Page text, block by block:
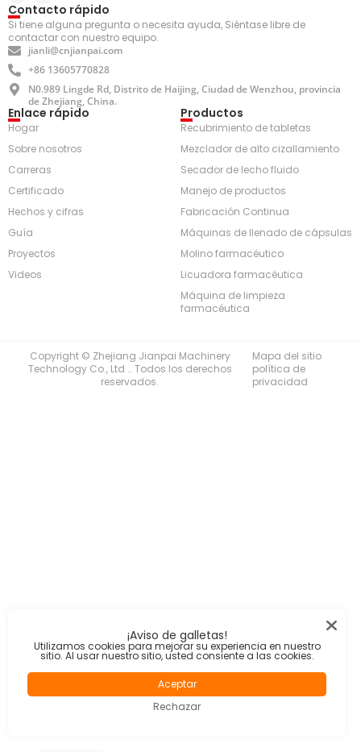
Enlace rápido
Hogar
Sobre nosotros
Carreras
Certificado
Hechos y cifras
Guía
Proyectos
Videos
Productos
Recubrimiento de tabletas
Mezclador de alto cizallamiento
Secador de lecho fluido
Manejo de productos
Fabricación Continua
Máquinas de llenado de cápsulas
Molino farmacéutico
Licuadora farmacéutica
Máquina de limpieza
farmacéutica
Contacto rápido
Si tiene alguna pregunta o necesita ayuda, Siéntase libre de
contactar con nuestro equipo.
jianli@cnjianpai.com
+86 13605770828
N0.989 Lingde Rd, Distrito de Haijing, Ciudad de Wenzhou, provincia
de Zhejiang, China.
Copyright © Zhejiang Jianpai Machinery
Technology Co., Ltd .. Todos los derechos
reservados.
Mapa del sitio
política de
privacidad
¡Aviso de galletas!
Utilizamos cookies para mejorar su experiencia en nuestro
sitio. Al usar nuestro sitio, usted consiente a las cookies.
Aceptar
Rechazar